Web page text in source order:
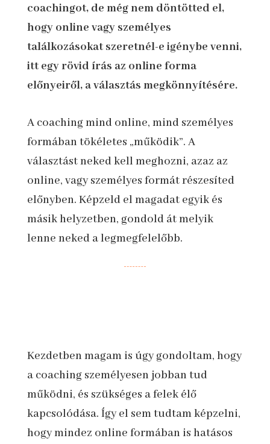
coachingot, de még nem döntötted el,
hogy online vagy személyes
találkozásokat szeretnél-e igénybe venni,
itt egy rövid írás az online forma
előnyeiről, a választás megkönnyítésére.
A coaching mind online, mind személyes
formában tökéletes „működik”. A
választást neked kell meghozni, azaz az
online, vagy személyes formát részesíted
előnyben. Képzeld el magadat egyik és
másik helyzetben, gondold át melyik
lenne neked a legmegfelelőbb.
Kezdetben magam is úgy gondoltam, hogy
a coaching személyesen jobban tud
működni, és szükséges a felek élő
kapcsolódása. Így el sem tudtam képzelni,
hogy mindez online formában is hatásos